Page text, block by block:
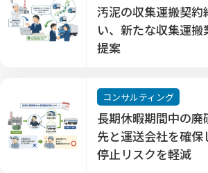
汚泥の収集運搬契約
い、新たな収集運搬
提案
コンサルティング
長期休暇期間中の廃
先と運送会社を確保
停止リスクを軽減